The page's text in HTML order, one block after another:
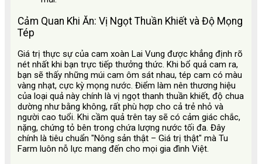
Cảm Quan Khi Ăn: Vị Ngọt Thuần Khiết và Độ Mọng
Tép
Giá trị thực sự của cam xoàn Lai Vung được khẳng định rõ
nét nhất khi bạn trực tiếp thưởng thức. Khi bổ quả cam ra,
bạn sẽ thấy những múi cam ôm sát nhau, tép cam có màu
vàng nhạt, cực kỳ mọng nước. Điểm làm nên thương hiệu
của loại quả này chính là vị ngọt thanh thuần khiết, độ chua
dường như bằng không, rất phù hợp cho cả trẻ nhỏ và
người cao tuổi. Khi cầm quả trên tay sẽ có cảm giác chắc,
nặng, chứng tỏ bên trong chứa lượng nước tối đa. Đây
chính là tiêu chuẩn "Nông sản thật – Giá trị thật" mà Tu
Farm luôn nỗ lực mang đến cho mọi gia đình Việt.